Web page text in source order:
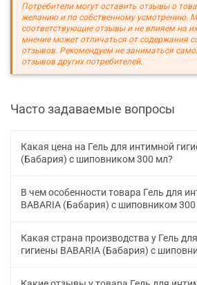
Потребители могут оставить отзывы о
желанию и по собственному усмотрению.
соответствующие отзывы и не влияем на
мнение может отличаться от содержания
отзывов. Рекомендуем не заниматься
отзывов других потребителей.
Часто задаваемые вопросы
Какая цена на Гель для интимной
(Бабария) с шиповником 300 мл?
В чем особенности товара Гель для
BABARIA (Бабария) с шиповником
Какая страна производства у Гель
гигиены BABARIA (Бабария) с